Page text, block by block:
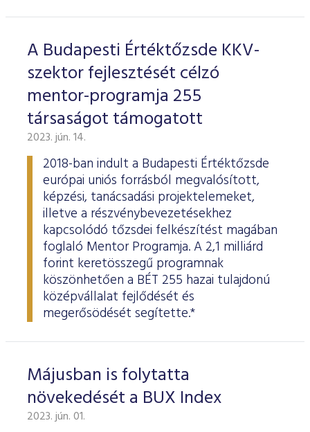
A Budapesti Értéktőzsde KKV-
szektor fejlesztését célzó
mentor-programja 255
társaságot támogatott
2023. jún. 14.
2018-ban indult a Budapesti Értéktőzsde
európai uniós forrásból megvalósított,
képzési, tanácsadási projektelemeket,
illetve a részvénybevezetésekhez
kapcsolódó tőzsdei felkészítést magában
foglaló Mentor Programja. A 2,1 milliárd
forint keretösszegű programnak
köszönhetően a BÉT 255 hazai tulajdonú
középvállalat fejlődését és
megerősödését segítette.*
Májusban is folytatta
növekedését a BUX Index
2023. jún. 01.